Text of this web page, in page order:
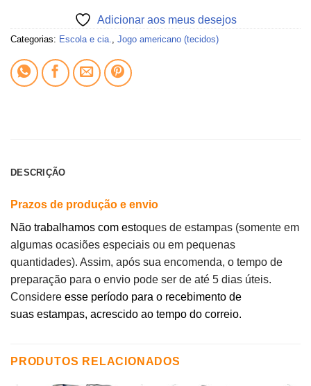
Adicionar aos meus desejos
Categorias: Escola e cia., Jogo americano (tecidos)
DESCRIÇÃO
Prazos de produção e envio
Não trabalhamos com estoques de estampas (somente em
algumas ocasiões especiais ou em pequenas
quantidades). Assim, após sua encomenda, o tempo de
preparação para o envio pode ser de até 5 dias úteis.
Considere esse período para o recebimento de
suas estampas, acrescido ao tempo do correio.
PRODUTOS RELACIONADOS